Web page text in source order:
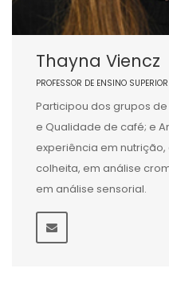
Thayna Viencz
PROFESSOR DE ENSINO SUPERIOR
Participou dos grupos
e Qualidade de café; e
experiência em
colheita, em análise
em análise sensorial.